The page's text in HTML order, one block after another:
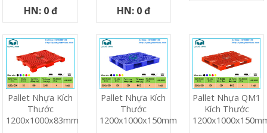
HN: 0 đ HN: 0 đ
Pallet Nhựa Kích
Thước
1200x1000x83mm
Pallet Nhựa Kích
Thước
1200x1000x150mm
Pallet Nhựa QM1
Kích Thước